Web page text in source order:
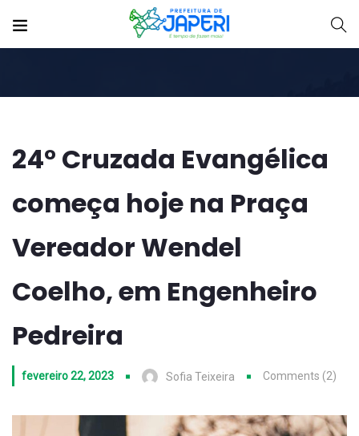
24° Cruzada Evangélica
começa hoje na Praça
Vereador Wendel
Coelho, em Engenheiro
Pedreira
fevereiro 22, 2023 Sofia Teixeira Comments (2)